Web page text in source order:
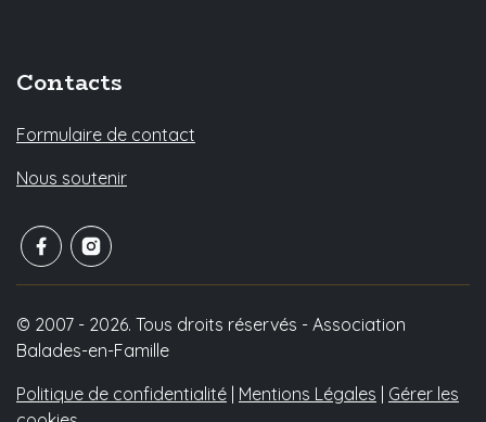
Contacts
Formulaire de contact
Nous soutenir
© 2007 - 2026. Tous droits réservés - Association
Balades-en-Famille
Politique de confidentialité | Mentions Légales | Gérer les